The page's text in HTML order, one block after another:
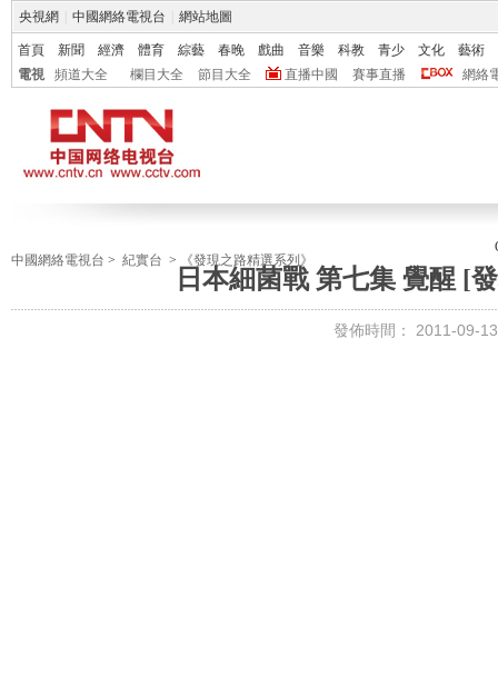
央視網 中國網絡電視台 網站地圖
首頁 新聞 經濟 體育 綜藝 春晚 戲曲 音樂 科教 青少 文化
藝術
電視
頻道大全 欄目大全 節目大全 直播中國 賽事直播 網絡
中國網絡電視台 > 紀實台 > 《發現之路精選系列》
日本細菌戰 第七集 覺醒 [
發佈時間： 2011-09-